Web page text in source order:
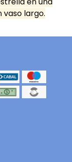
vaso largo.